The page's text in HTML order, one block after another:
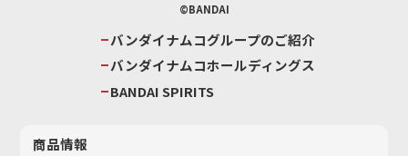
©BANDAI
バンダイナムコグループのご紹介
バンダイナムコホールディングス
BANDAI SPIRITS
商品情報